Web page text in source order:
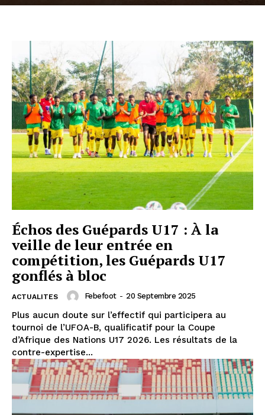
Échos des Guépards U17 : À la
veille de leur entrée en
compétition, les Guépards U17
gonflés à bloc
ACTUALITES Febefoot - 20 Septembre 2025
Plus aucun doute sur l’effectif qui participera au
tournoi de l’UFOA-B, qualificatif pour la Coupe
d’Afrique des Nations U17 2026. Les résultats de la
contre-expertise...